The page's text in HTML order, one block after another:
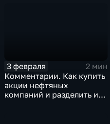
3 февраля
2 мин
Комментарии. Как купить
акции нефтяных
компаний и разделить их